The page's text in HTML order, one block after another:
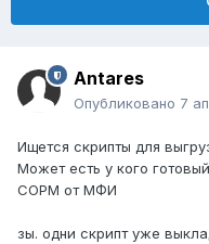
Antares
Опубликовано 7
Ищется скрипты для
Может есть у кого
СОРМ от МФИ
зы. одни скрипт уже